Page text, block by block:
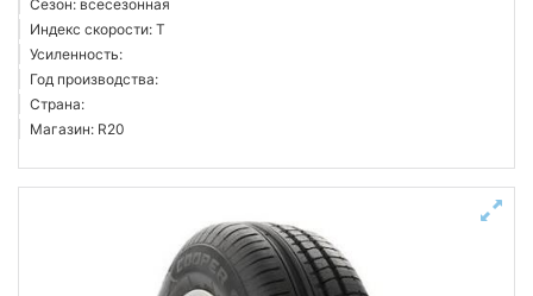
Сезон: всесезонная
Индекс скорости: T
Усиленность:
Год производства:
Страна:
Магазин: R20